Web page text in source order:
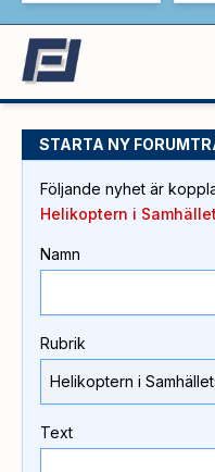
STARTA NY
Följande nyhet är
Helikoptern i
Namn
Rubrik
Text